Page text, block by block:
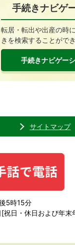
手続きナビゲ
転居・転出や出産の時
きを検索することができ
手続きナビゲー
サイトマップ
5時15分
祝日・休日および年末